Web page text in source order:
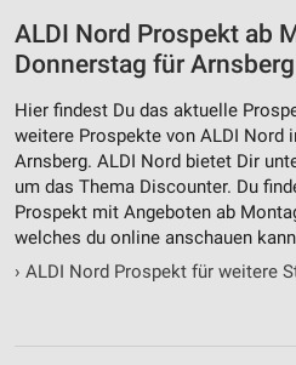
ALDI Nord Prospekt ab
Donnerstag für Arnsberg
Hier findest Du das aktuelle
weitere Prospekte von ALDI Nord
Arnsberg. ALDI Nord bietet Dir
um das Thema Discounter. Du
Prospekt mit Angeboten ab
welches du online anschauen
› ALDI Nord Prospekt für weitere